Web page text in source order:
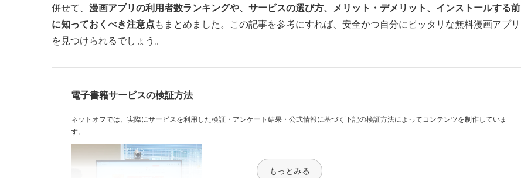
併せて、 漫画アプリの利用者数ランキングや、サービスの選び方、メリット・デメリット、インストールする前
に知っておくべき注意点もまとめました。この記事を参考にすれば、安全かつ自分にピッタリな無料漫画アプリ
を見つけられるでしょう。
電子書籍サービスの検証方法
ネットオフでは、実際にサービスを利用した検証・アンケート結果・公式情報に基づく下記の検証方法によってコンテンツを制作していま
す。
もっとみる